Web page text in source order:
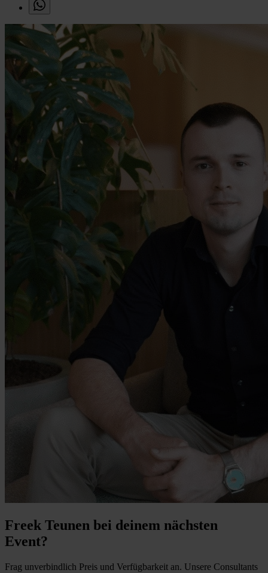
Freek Teunen bei deinem nächsten
Event?
Frag unverbindlich Preis und Verfügbarkeit an. Unsere Consultants